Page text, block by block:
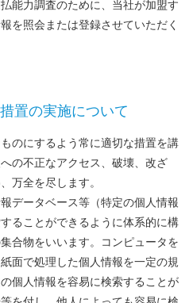
能力調査のために、当社が加盟す
を照会または登録させていただく
置の実施について
のにするよう常に適切な措置を講
の不正なアクセス、破壊、改ざ
万全を尽します。
データベース等（特定の個人情報
ることができるように体系的に構
合物をいいます。コンピュータを
面で処理した個人情報を一定の規
個人情報を容易に検索することが